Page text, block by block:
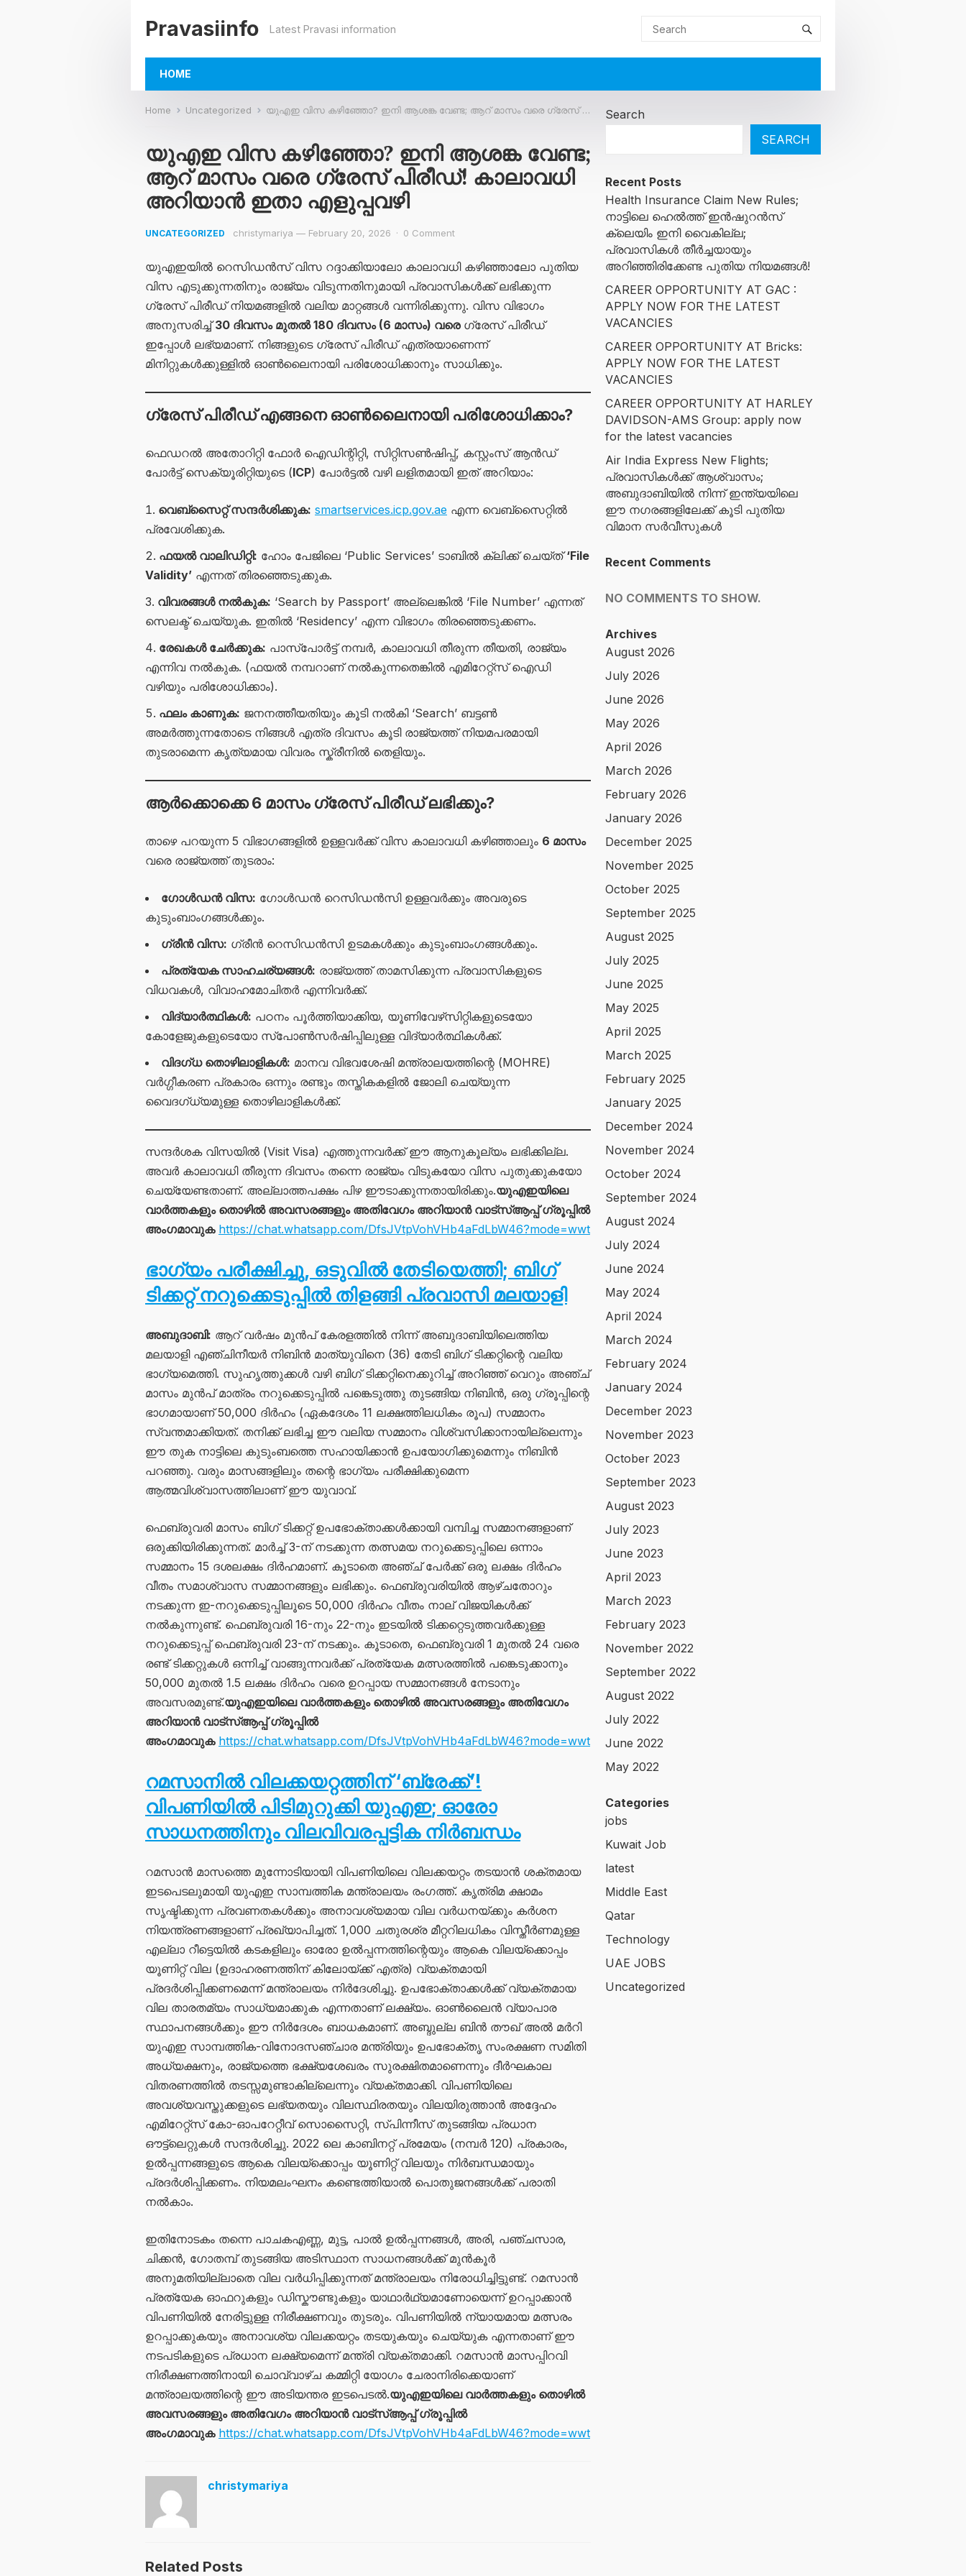
Pravasiinfo Latest Pravasi information
HOME
Home Uncategorized യുഎഇ വിസ കഴിഞ്ഞോ? ഇനി ആശങ്ക വേണ്ട; ആറ് മാസം വരെ ഗ്രേസ് പിരീഡ്! കാലാവധി അറിയാൻ ഇതാ എളുപ്പവഴി
യുഎഇ വിസ കഴിഞ്ഞോ? ഇനി ആശങ്ക വേണ്ട;
ആറ് മാസം വരെ ഗ്രേസ് പിരീഡ്! കാലാവധി
അറിയാൻ ഇതാ എളുപ്പവഴി
UNCATEGORIZED christymariya — February 20, 2026 · 0 Comment
യുഎഇയിൽ റെസിഡൻസ് വിസ റദ്ദാക്കിയാലോ കാലാവധി കഴിഞ്ഞാലോ പുതിയ
വിസ എടുക്കുന്നതിനും രാജ്യം വിടുന്നതിനുമായി പ്രവാസികൾക്ക് ലഭിക്കുന്ന
ഗ്രേസ് പിരീഡ് നിയമങ്ങളിൽ വലിയ മാറ്റങ്ങൾ വന്നിരിക്കുന്നു. വിസ വിഭാഗം
അനുസരിച്ച്30 ദിവസം മുതൽ 180 ദിവസം (6 മാസം) വരെഗ്രേസ് പിരീഡ്
ഇപ്പോൾ ലഭ്യമാണ്. നിങ്ങളുടെ ഗ്രേസ് പിരീഡ് എത്രയാണെന്ന്
മിനിറ്റുകൾക്കുള്ളിൽ ഓൺലൈനായി പരിശോധിക്കാനും സാധിക്കും.
ഗ്രേസ് പിരീഡ് എങ്ങനെ ഓൺലൈനായി പരിശോധിക്കാം?
ഫെഡറൽ അതോറിറ്റി ഫോർ ഐഡിന്റിറ്റി, സിറ്റിസൺഷിപ്പ്, കസ്റ്റംസ് ആൻഡ്
പോർട്ട് സെക്യൂരിറ്റിയുടെ (ICP) പോർട്ടൽ വഴി ലളിതമായി ഇത് അറിയാം:
വെബ്സൈറ്റ് സന്ദർശിക്കുക: smartservices.icp.gov.ae എന്ന വെബ്സൈറ്റിൽ
പ്രവേശിക്കുക.
ഫയൽ വാലിഡിറ്റി: ഹോം പേജിലെ ‘Public Services’ ടാബിൽ ക്ലിക്ക് ചെയ്ത്‘File
Validity’ എന്നത് തിരഞ്ഞെടുക്കുക.
വിവരങ്ങൾ നൽകുക: ‘Search by Passport’ അല്ലെങ്കിൽ ‘File Number’ എന്നത്
സെലക്ട് ചെയ്യുക. ഇതിൽ ‘Residency’ എന്ന വിഭാഗം തിരഞ്ഞെടുക്കണം.
രേഖകൾ ചേർക്കുക: പാസ്‌പോർട്ട് നമ്പർ, കാലാവധി തീരുന്ന തീയതി, രാജ്യം
എന്നിവ നൽകുക. (ഫയൽ നമ്പറാണ് നൽകുന്നതെങ്കിൽ എമിറേറ്റ്‌സ് ഐഡി
വഴിയും പരിശോധിക്കാം).
ഫലം കാണുക: ജനനത്തീയതിയും കൂടി നൽകി ‘Search’ ബട്ടൺ
അമർത്തുന്നതോടെ നിങ്ങൾ എത്ര ദിവസം കൂടി രാജ്യത്ത് നിയമപരമായി
തുടരാമെന്ന കൃത്യമായ വിവരം സ്ക്രീനിൽ തെളിയും.
ആർക്കൊക്കെ 6 മാസം ഗ്രേസ് പിരീഡ് ലഭിക്കും?
താഴെ പറയുന്ന 5 വിഭാഗങ്ങളിൽ ഉള്ളവർക്ക് വിസ കാലാവധി കഴിഞ്ഞാലും 6 മാസം
വരെ രാജ്യത്ത് തുടരാം:
ഗോൾഡൻ വിസ: ഗോൾഡൻ റെസിഡൻസി ഉള്ളവർക്കും അവരുടെ
കുടുംബാംഗങ്ങൾക്കും.
ഗ്രീൻ വിസ: ഗ്രീൻ റെസിഡൻസി ഉടമകൾക്കും കുടുംബാംഗങ്ങൾക്കും.
പ്രത്യേക സാഹചര്യങ്ങൾ: രാജ്യത്ത് താമസിക്കുന്ന പ്രവാസികളുടെ
വിധവകൾ, വിവാഹമോചിതർ എന്നിവർക്ക്.
വിദ്യാർത്ഥികൾ: പഠനം പൂർത്തിയാക്കിയ, യൂണിവേഴ്‌സിറ്റികളുടെയോ
കോളേജുകളുടെയോ സ്പോൺസർഷിപ്പിലുള്ള വിദ്യാർത്ഥികൾക്ക്.
വിദഗ്ധ തൊഴിലാളികൾ: മാനവ വിഭവശേഷി മന്ത്രാലയത്തിന്റെ (MOHRE)
വർഗ്ഗീകരണ പ്രകാരം ഒന്നും രണ്ടും തസ്തികകളിൽ ജോലി ചെയ്യുന്ന
വൈദഗ്ധ്യമുള്ള തൊഴിലാളികൾക്ക്.
സന്ദർശക വിസയിൽ (Visit Visa) എത്തുന്നവർക്ക് ഈ ആനുകൂല്യം ലഭിക്കില്ല.
അവർ കാലാവധി തീരുന്ന ദിവസം തന്നെ രാജ്യം വിടുകയോ വിസ പുതുക്കുകയോ
ചെയ്യേണ്ടതാണ്. അല്ലാത്തപക്ഷം പിഴ ഈടാക്കുന്നതായിരിക്കും.യുഎഇയിലെ
വാർത്തകളും തൊഴിൽ അവസരങ്ങളും അതിവേഗം അറിയാൻ വാട്സ്ആപ്പ് ഗ്രൂപ്പിൽ
അംഗമാവുക https://chat.whatsapp.com/DfsJVtpVohVHb4aFdLbW46?mode=wwt
ഭാഗ്യം പരീക്ഷിച്ചു, ഒടുവിൽ തേടിയെത്തി; ബിഗ്
ടിക്കറ്റ് നറുക്കെടുപ്പിൽ തിളങ്ങി പ്രവാസി മലയാളി
അബുദാബി: ആറ് വർഷം മുൻപ് കേരളത്തിൽ നിന്ന് അബുദാബിയിലെത്തിയ
മലയാളി എഞ്ചിനീയർ നിബിൻ മാത്യുവിനെ (36) തേടി ബിഗ് ടിക്കറ്റിന്റെ വലിയ
ഭാഗ്യമെത്തി. സുഹൃത്തുക്കൾ വഴി ബിഗ് ടിക്കറ്റിനെക്കുറിച്ച് അറിഞ്ഞ് വെറും അഞ്ച്
മാസം മുൻപ് മാത്രം നറുക്കെടുപ്പിൽ പങ്കെടുത്തു തുടങ്ങിയ നിബിൻ, ഒരു ഗ്രൂപ്പിന്റെ
ഭാഗമായാണ് 50,000 ദിര്‍ഹം (ഏകദേശം 11 ലക്ഷത്തിലധികം രൂപ) സമ്മാനം
സ്വന്തമാക്കിയത്. തനിക്ക് ലഭിച്ച ഈ വലിയ സമ്മാനം വിശ്വസിക്കാനായില്ലെന്നും
ഈ തുക നാട്ടിലെ കുടുംബത്തെ സഹായിക്കാൻ ഉപയോഗിക്കുമെന്നും നിബിൻ
പറഞ്ഞു. വരും മാസങ്ങളിലും തന്റെ ഭാഗ്യം പരീക്ഷിക്കുമെന്ന
ആത്മവിശ്വാസത്തിലാണ് ഈ യുവാവ്.
ഫെബ്രുവരി മാസം ബിഗ് ടിക്കറ്റ് ഉപഭോക്താക്കൾക്കായി വമ്പിച്ച സമ്മാനങ്ങളാണ്
ഒരുക്കിയിരിക്കുന്നത്. മാർച്ച് 3-ന് നടക്കുന്ന തത്സമയ നറുക്കെടുപ്പിലെ ഒന്നാം
സമ്മാനം 15 ദശലക്ഷം ദിര്‍ഹമാണ്. കൂടാതെ അഞ്ച് പേർക്ക് ഒരു ലക്ഷം ദിർഹം
വീതം സമാശ്വാസ സമ്മാനങ്ങളും ലഭിക്കും. ഫെബ്രുവരിയിൽ ആഴ്ചതോറും
നടക്കുന്ന ഇ-നറുക്കെടുപ്പിലൂടെ 50,000 ദിർഹം വീതം നാല് വിജയികൾക്ക്
നൽകുന്നുണ്ട്. ഫെബ്രുവരി 16-നും 22-നും ഇടയിൽ ടിക്കറ്റെടുത്തവർക്കുള്ള
നറുക്കെടുപ്പ് ഫെബ്രുവരി 23-ന് നടക്കും. കൂടാതെ, ഫെബ്രുവരി 1 മുതൽ 24 വരെ
രണ്ട് ടിക്കറ്റുകൾ ഒന്നിച്ച് വാങ്ങുന്നവർക്ക് പ്രത്യേക മത്സരത്തിൽ പങ്കെടുക്കാനും
50,000 മുതൽ 1.5 ലക്ഷം ദിർഹം വരെ ഉറപ്പായ സമ്മാനങ്ങൾ നേടാനും
അവസരമുണ്ട്.യുഎഇയിലെ വാർത്തകളും തൊഴിൽ അവസരങ്ങളും അതിവേഗം
അറിയാൻ വാട്സ്ആപ്പ് ഗ്രൂപ്പിൽ
അംഗമാവുക https://chat.whatsapp.com/DfsJVtpVohVHb4aFdLbW46?mode=wwt
റമസാനിൽ വിലക്കയറ്റത്തിന് ‘ബ്രേക്ക്’!
വിപണിയിൽ പിടിമുറുക്കി യുഎഇ; ഓരോ
സാധനത്തിനും വിലവിവരപ്പട്ടിക നിർബന്ധം
റമസാൻ മാസത്തെ മുന്നോടിയായി വിപണിയിലെ വിലക്കയറ്റം തടയാൻ ശക്തമായ
ഇടപെടലുമായി യുഎഇ സാമ്പത്തിക മന്ത്രാലയം രംഗത്ത്. കൃത്രിമ ക്ഷാമം
സൃഷ്ടിക്കുന്ന പ്രവണതകൾക്കും അനാവശ്യമായ വില വർധനയ്ക്കും കർശന
നിയന്ത്രണങ്ങളാണ് പ്രഖ്യാപിച്ചത്. 1,000 ചതുരശ്ര മീറ്ററിലധികം വിസ്തീർണമുള്ള
എല്ലാ റീട്ടെയിൽ കടകളിലും ഓരോ ഉൽപ്പന്നത്തിന്റെയും ആകെ വിലയ്ക്കൊപ്പം
യൂണിറ്റ് വില (ഉദാഹരണത്തിന് കിലോയ്ക്ക് എത്ര) വ്യക്തമായി
പ്രദർശിപ്പിക്കണമെന്ന് മന്ത്രാലയം നിർദേശിച്ചു. ഉപഭോക്താക്കൾക്ക് വ്യക്തമായ
വില താരതമ്യം സാധ്യമാക്കുക എന്നതാണ് ലക്ഷ്യം. ഓൺലൈൻ വ്യാപാര
സ്ഥാപനങ്ങൾക്കും ഈ നിർദേശം ബാധകമാണ്. അബ്ദുല്ല ബിൻ തൗഖ് അൽ മർറി
യുഎഇ സാമ്പത്തിക-വിനോദസഞ്ചാര മന്ത്രിയും ഉപഭോക്തൃ സംരക്ഷണ സമിതി
അധ്യക്ഷനും, രാജ്യത്തെ ഭക്ഷ്യശേഖരം സുരക്ഷിതമാണെന്നും ദീർഘകാല
വിതരണത്തിൽ തടസ്സമുണ്ടാകില്ലെന്നും വ്യക്തമാക്കി. വിപണിയിലെ
അവശ്യവസ്തുക്കളുടെ ലഭ്യതയും വിലസ്ഥിരതയും വിലയിരുത്താൻ അദ്ദേഹം
എമിറേറ്റ്‌സ് കോ-ഓപറേറ്റീവ് സൊസൈറ്റി, സ്പിന്നീസ് തുടങ്ങിയ പ്രധാന
ഔട്ട്‌ലെറ്റുകൾ സന്ദർശിച്ചു. 2022 ലെ കാബിനറ്റ് പ്രമേയം (നമ്പർ 120) പ്രകാരം,
ഉൽപ്പന്നങ്ങളുടെ ആകെ വിലയ്ക്കൊപ്പം യൂണിറ്റ് വിലയും നിർബന്ധമായും
പ്രദർശിപ്പിക്കണം. നിയമലംഘനം കണ്ടെത്തിയാൽ പൊതുജനങ്ങൾക്ക് പരാതി
നൽകാം.
ഇതിനോടകം തന്നെ പാചകഎണ്ണ, മുട്ട, പാൽ ഉൽപ്പന്നങ്ങൾ, അരി, പഞ്ചസാര,
ചിക്കൻ, ഗോതമ്പ് തുടങ്ങിയ അടിസ്ഥാന സാധനങ്ങൾക്ക് മുൻകൂർ
അനുമതിയില്ലാതെ വില വർധിപ്പിക്കുന്നത് മന്ത്രാലയം നിരോധിച്ചിട്ടുണ്ട്. റമസാൻ
പ്രത്യേക ഓഫറുകളും ഡിസ്കൗണ്ടുകളും യാഥാർഥ്യമാണോയെന്ന് ഉറപ്പാക്കാൻ
വിപണിയിൽ നേരിട്ടുള്ള നിരീക്ഷണവും തുടരും. വിപണിയിൽ ന്യായമായ മത്സരം
ഉറപ്പാക്കുകയും അനാവശ്യ വിലക്കയറ്റം തടയുകയും ചെയ്യുക എന്നതാണ് ഈ
നടപടികളുടെ പ്രധാന ലക്ഷ്യമെന്ന് മന്ത്രി വ്യക്തമാക്കി. റമസാൻ മാസപ്പിറവി
നിരീക്ഷണത്തിനായി ചൊവ്വാഴ്ച കമ്മിറ്റി യോഗം ചേരാനിരിക്കെയാണ്
മന്ത്രാലയത്തിന്റെ ഈ അടിയന്തര ഇടപെടൽ.യുഎഇയിലെ വാർത്തകളും തൊഴിൽ
അവസരങ്ങളും അതിവേഗം അറിയാൻ വാട്സ്ആപ്പ് ഗ്രൂപ്പിൽ
അംഗമാവുക https://chat.whatsapp.com/DfsJVtpVohVHb4aFdLbW46?mode=wwt
christymariya
Related Posts
Search
SEARCH
Recent Posts
Health Insurance Claim New Rules;
നാട്ടിലെ ഹെൽത്ത് ഇൻഷുറൻസ്
ക്ലെയിം ഇനി വൈകില്ല;
പ്രവാസികൾ തീർച്ചയായും
അറിഞ്ഞിരിക്കേണ്ട പുതിയ നിയമങ്ങൾ!
CAREER OPPORTUNITY AT GAC :
APPLY NOW FOR THE LATEST
VACANCIES
CAREER OPPORTUNITY AT Bricks:
APPLY NOW FOR THE LATEST
VACANCIES
CAREER OPPORTUNITY AT HARLEY
DAVIDSON-AMS Group: apply now
for the latest vacancies
Air India Express New Flights;
പ്രവാസികൾക്ക് ആശ്വാസം;
അബുദാബിയിൽ നിന്ന് ഇന്ത്യയിലെ
ഈ നഗരങ്ങളിലേക്ക് കൂടി പുതിയ
വിമാന സർവീസുകൾ
Recent Comments
NO COMMENTS TO SHOW.
Archives
August 2026
July 2026
June 2026
May 2026
April 2026
March 2026
February 2026
January 2026
December 2025
November 2025
October 2025
September 2025
August 2025
July 2025
June 2025
May 2025
April 2025
March 2025
February 2025
January 2025
December 2024
November 2024
October 2024
September 2024
August 2024
July 2024
June 2024
May 2024
April 2024
March 2024
February 2024
January 2024
December 2023
November 2023
October 2023
September 2023
August 2023
July 2023
June 2023
April 2023
March 2023
February 2023
November 2022
September 2022
August 2022
July 2022
June 2022
May 2022
Categories
jobs
Kuwait Job
latest
Middle East
Qatar
Technology
UAE JOBS
Uncategorized